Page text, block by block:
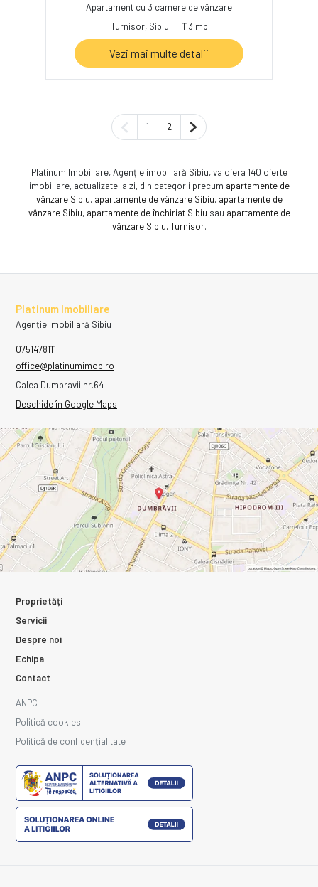
Apartament cu 3 camere de vânzare
Turnisor, Sibiu
113 mp
Vezi mai multe detalii
Pagina anterioară
1 2 Pagina următoare
Platinum Imobiliare, Agenție imobiliară Sibiu, va ofera 140 oferte
imobiliare, actualizate la zi, din categorii precum apartamente de
vânzare Sibiu, apartamente de vânzare Sibiu, apartamente de
vânzare Sibiu, apartamente de închiriat Sibiu sau apartamente de
vânzare Sibiu, Turnisor.
Platinum Imobiliare
Agenție imobiliară Sibiu
0751478111
office@platinumimob.ro
Calea Dumbravii nr.64
Deschide în Google Maps
Proprietăți
Servicii
Despre noi
Echipa
Contact
ANPC
Politică cookies
Politică de confidențialitate